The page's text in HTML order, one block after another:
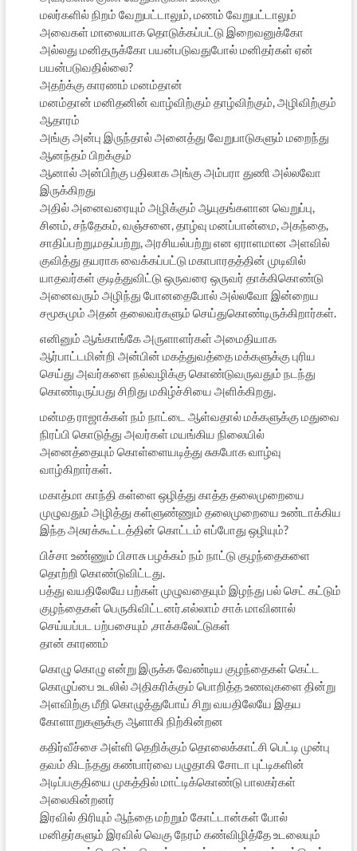
மலர்களில் நிறம் வேறுபட்டாலும், மணம் வேறுபட்டாலும்
அவைகள் மாலையாக தொடுக்கப்பட்டு இறைவனுக்கோ
அல்லது மனிதருக்கோ பயன்படுவதுபோல் மனிதர்கள் ஏன்
பயன்படுவதில்லை?
அதற்க்கு காரணம் மனம்தான்
மனம்தான் மனிதனின் வாழ்விற்கும் தாழ்விற்கும், அழிவிற்கும்
ஆதாரம்
அங்கு அன்பு இருந்தால் அனைத்து வேறுபாடுகளும் மறைந்து
ஆனந்தம் பிறக்கும்
ஆனால் அன்பிற்கு பதிலாக அங்கு அம்பரா துணி அல்லவோ
இருக்கிறது
அதில் அனைவரையும் அழிக்கும் ஆயுதங்களான வெறுப்பு,
சினம், சந்தேகம், வஞ்சனை, தாழ்வு மனப்பான்மை, அகந்தை,
சாதிப்பற்று,மதப்பற்று, அரசியல்பற்று என ஏராளமான அளவில்
குவித்து தயராக வைக்கப்பட்டு மகாபாரதத்தின் முடிவில்
யாதவர்கள் குடித்துவிட்டு ஒருவரை ஒருவர் தாக்கிகொண்டு
அனைவரும் அழிந்து போனதைபோல் அல்லவோ இன்றைய
சமூகமும் அதன் தலைவர்களும் செய்துகொண்டிருக்கிறார்கள்.
எனினும் ஆங்காங்கே அருளாளர்கள் அமைதியாக
ஆர்பாட்டமின்றி அன்பின் மகத்துவத்தை மக்களுக்கு புரிய
செய்து அவர்களை நல்வழிக்கு கொண்டுவருவதும் நடந்து
கொண்டிருப்பது சிறிது மகிழ்ச்சியை அளிக்கிறது.
மன்மத ராஜாக்கள் நம் நாட்டை ஆள்வதால் மக்களுக்கு மதுவை
நிரப்பி கொடுத்து அவர்கள் மயங்கிய நிலையில்
அனைத்தையும் கொள்ளையடித்து சுகபோக வாழ்வு
வாழ்கிறார்கள்.
மகாத்மா காந்தி கள்ளை ஒழித்து காத்த தலைமுறையை
முழுவதும் அழித்து கள்ளுண்ணும் தலைமுறையை உண்டாக்கிய
இந்த அசுரக்கூட்டத்தின் கொட்டம் எப்போது ஒழியும்?
பிச்சா உண்ணும் பிசாசு பழக்கம் நம் நாட்டு குழந்தைகளை
தொற்றி கொண்டுவிட்டது.
பத்து வயதிலேயே பற்கள் முழுவதையும் இழந்து பல் செட் கட்டும்
குழந்தைகள் பெருகிவிட்டனர்.எல்லாம் சாக் மாவினால்
செய்யப்பட பற்பசையும் ,சாக்கலேட்டுகள்
தான் காரணம்
கொழு கொழு என்று இருக்க வேண்டிய குழந்தைகள் கெட்ட
கொழுப்பை உடலில் அதிகரிக்கும் பொறித்த உணவுகளை தின்று
அளவிற்கு மீறி கொழுத்துபோய் சிறு வயதிலேயே இதய
கோளாறுகளுக்கு ஆளாகி நிற்கின்றன
கதிர்வீச்சை அள்ளி தெறிக்கும் தொலைக்காட்சி பெட்டி முன்பு
தவம் கிடந்தது கண்பார்வை பழுதாகி சோடா புட்டிகளின்
அடிப்பகுதியை முகத்தில் மாட்டிக்கொண்டு பாலகர்கள்
அலைகின்றனர்
இரவில் திரியும் ஆந்தை மற்றும் கோட்டான்கள் போல்
மனிதர்களும் இரவில் வெகு நேரம் கண்விழித்தே உடலையும்